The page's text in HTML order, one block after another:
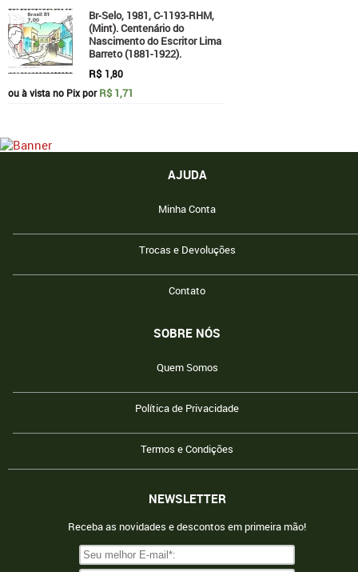
Br-Selo, 1981, C-1193-RHM,
(Mint). Centenário do
Nascimento do Escritor Lima
Barreto (1881-1922).
R$ 1,80
ou à vista no Pix porR$ 1,71
AJUDA
Minha Conta
Trocas e Devoluções
Contato
SOBRE NÓS
Quem Somos
Política de Privacidade
Termos e Condições
NEWSLETTER
Receba as novidades e descontos em primeira mão!